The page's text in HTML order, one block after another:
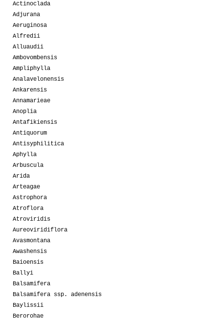
Actinoclada
Adjurana
Aeruginosa
Alfredii
Alluaudii
Ambovombensis
Ampliphylla
Analavelonensis
Ankarensis
Annamarieae
Anoplia
Antafikiensis
Antiquorum
Antisyphilitica
Aphylla
Arbuscula
Arida
Arteagae
Astrophora
Atroflora
Atroviridis
Aureoviridiflora
Avasmontana
Awashensis
Baioensis
Ballyi
Balsamifera
Balsamifera ssp. adenensis
Baylissii
Berorohae